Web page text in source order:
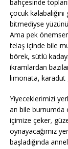
bahçesinde
çocuk
bitmediyse
Ama pek
telaş içinde bile
börek, sütlü
ikramlardan
limonata, karadut
Yiyeceklerimizi
an bile burnumda
içimize çeker,
oynayacağımız
başladığında